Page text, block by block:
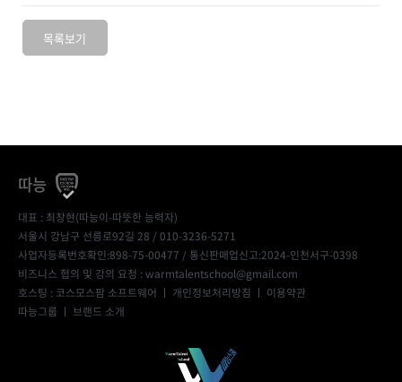
목록보기
따능
대표 : 최창현(따능이-따뜻한 능력자)
서울시 강남구 선릉로92길 28 / 010-3236-5271
사업자등록번호확인:898-75-00477 / 통신판매업신고:2024-인천서구-0398
비즈니스 협의 및 강의 요청 : warmtalentschool@gmail.com
호스팅 : 코스모스팜 소프트웨어 ㅣ 개인정보처리방침 ㅣ 이용약관
따능그룹 ㅣ 브랜드 소개